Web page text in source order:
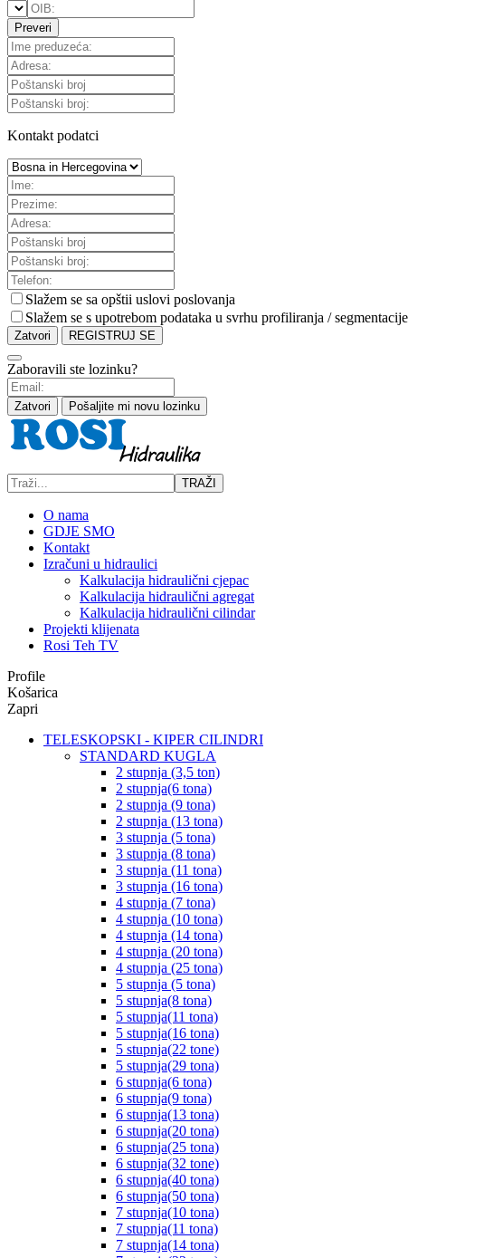
Preveri
Kontakt podatci
Slažem se sa opštii uslovi poslovanja
Slažem se s upotrebom podataka u svrhu profiliranja / segmentacije
Zatvori REGISTRUJ SE
Zaboravili ste lozinku?
Zatvori Pošaljite mi novu lozinku
TRAŽI
O nama
GDJE SMO
Kontakt
Izračuni u hidraulici
Kalkulacija hidraulični cjepac
Kalkulacija hidraulični agregat
Kalkulacija hidraulični cilindar
Projekti klijenata
Rosi Teh TV
Profile
Košarica
Zapri
TELESKOPSKI - KIPER CILINDRI
STANDARD KUGLA
2 stupnja (3,5 ton)
2 stupnja(6 tona)
2 stupnja (9 tona)
2 stupnja (13 tona)
3 stupnja (5 tona)
3 stupnja (8 tona)
3 stupnja (11 tona)
3 stupnja (16 tona)
4 stupnja (7 tona)
4 stupnja (10 tona)
4 stupnja (14 tona)
4 stupnja (20 tona)
4 stupnja (25 tona)
5 stupnja (5 tona)
5 stupnja(8 tona)
5 stupnja(11 tona)
5 stupnja(16 tona)
5 stupnja(22 tone)
5 stupnja(29 tona)
6 stupnja(6 tona)
6 stupnja(9 tona)
6 stupnja(13 tona)
6 stupnja(20 tona)
6 stupnja(25 tona)
6 stupnja(32 tone)
6 stupnja(40 tona)
6 stupnja(50 tona)
7 stupnja(10 tona)
7 stupnja(11 tona)
7 stupnja(14 tona)